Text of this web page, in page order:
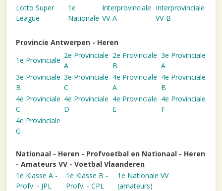
Lotto Super
League
1e
Nationale
Interprovinciale
VV-A
Interprovinciale
VV-B
Provincie Antwerpen - Heren
1e Provinciale
2e Provinciale
A
2e Provinciale
B
3e Provinciale
A
3e Provinciale
B
3e Provinciale
C
4e Provinciale
A
4e Provinciale
B
4e Provinciale
C
4e Provinciale
D
4e Provinciale
E
4e Provinciale
F
4e Provinciale
G
Nationaal - Heren - Profvoetbal en Nationaal - Heren
- Amateurs VV - Voetbal Vlaanderen
1e Klasse A -
Profv. - JPL
1e Klasse B -
Profv. - CPL
1e Nationale VV
(amateurs)